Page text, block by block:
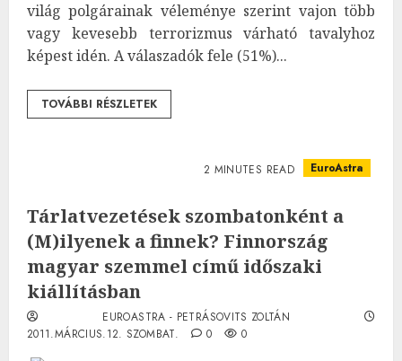
világ polgárainak véleménye szerint vajon több
vagy kevesebb terrorizmus várható tavalyhoz
képest idén. A válaszadók fele (51%)...
TOVÁBBI RÉSZLETEK
2 MINUTES READ EuroAstra
Tárlatvezetések szombatonként a
(M)ilyenek a finnek? Finnország
magyar szemmel című időszaki
kiállításban
EUROASTRA - PETRÁSOVITS ZOLTÁN
2011.MÁRCIUS.12. SZOMBAT.
0 0